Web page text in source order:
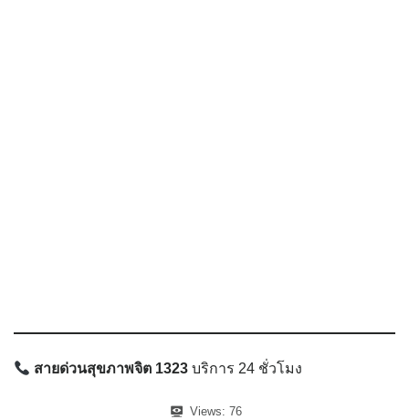
สายด่วนสุขภาพจิต 1323 บริการ 24 ชั่วโมง
Views: 76